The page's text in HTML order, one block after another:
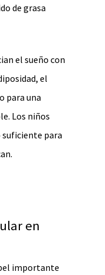
de grasa
el sueño con
el
para una
Los niños
suficiente para
en
importante